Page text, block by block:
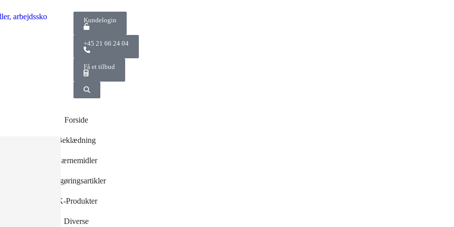
Kundelogin
+45 21 66 24 04
Få et tilbud
Forside
Beklædning
-
Værnemidler
Rengøringsartikler
IK-Produkter
Diverse